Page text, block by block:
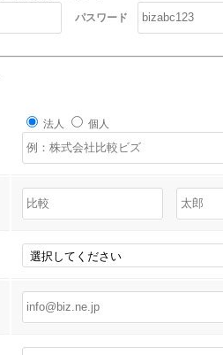
パスワード
法人 個人